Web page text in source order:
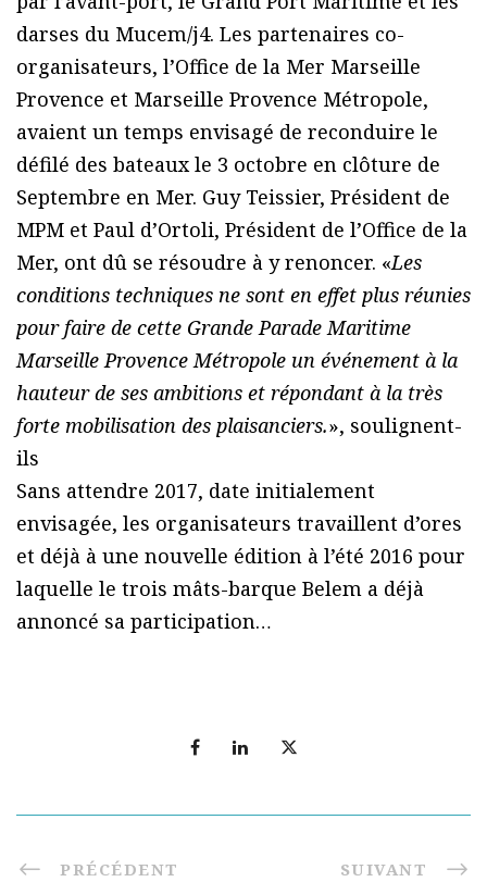
darses du Mucem/j4. Les partenaires co-
organisateurs, l’Office de la Mer Marseille
Provence et Marseille Provence Métropole,
avaient un temps envisagé de reconduire le
défilé des bateaux le 3 octobre en clôture de
Septembre en Mer. Guy Teissier, Président de
MPM et Paul d’Ortoli, Président de l’Office de la
Mer, ont dû se résoudre à y renoncer. «Les
conditions techniques ne sont en effet plus réunies
pour faire de cette Grande Parade Maritime
Marseille Provence Métropole un événement à la
hauteur de ses ambitions et répondant à la très
forte mobilisation des plaisanciers.», soulignent-
ils
Sans attendre 2017, date initialement
envisagée, les organisateurs travaillent d’ores
et déjà à une nouvelle édition à l’été 2016 pour
laquelle le trois mâts-barque Belem a déjà
annoncé sa participation…
PRÉCÉDENT SUIVANT